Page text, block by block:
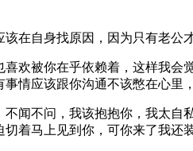
在自身找原因，因为只有老公
欢被你在乎依赖着，这样我
情应该跟你沟通不该憋在心里
闻不问，我该抱抱你，我太
着马上见到你，可你来了我